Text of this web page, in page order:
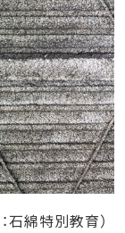
綿特別教育）